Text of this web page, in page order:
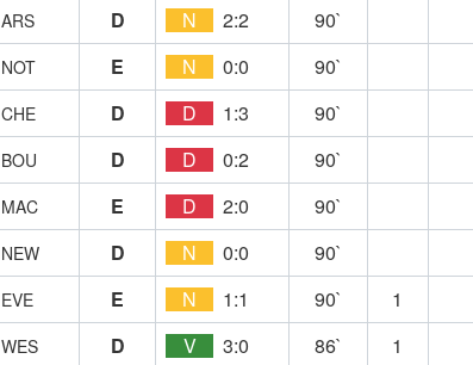
ARS D N 2:2
90`
NOT E N 0:0
90`
CHE D D 1:3
90`
BOU D D 0:2
90`
MAC E D 2:0
90`
NEW D N 0:0
90`
EVE E N 1:1 90`
1
WES D V 3:0 86`
1